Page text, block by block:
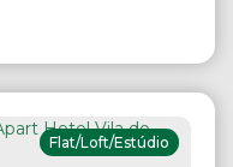
Flat/Loft/Estúdio